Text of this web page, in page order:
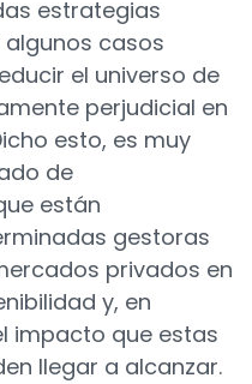
estrategias
casos
el universo de
perjudicial en
esto, es muy
de
están
gestoras
privados en
y, en
impacto que estas
llegar a alcanzar.